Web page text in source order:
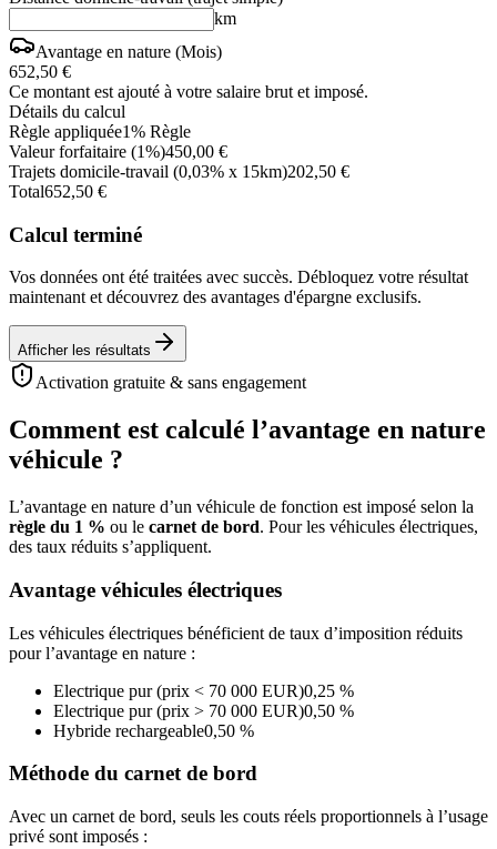
km
Avantage en nature (Mois)
652,50 €
Ce montant est ajouté à votre salaire brut et imposé.
Détails du calcul
Règle appliquée1% Règle
Valeur forfaitaire (1%)450,00 €
Trajets domicile-travail (0,03% x 15km)202,50 €
Total652,50 €
Calcul terminé
Vos données ont été traitées avec succès. Débloquez votre résultat
maintenant et découvrez des avantages d'épargne exclusifs.
Afficher les résultats
Activation gratuite & sans engagement
Comment est calculé l’avantage en nature
véhicule ?
L’avantage en nature d’un véhicule de fonction est imposé selon la
règle du 1 % ou le carnet de bord. Pour les véhicules électriques,
des taux réduits s’appliquent.
Avantage véhicules électriques
Les véhicules électriques bénéficient de taux d’imposition réduits
pour l’avantage en nature :
Electrique pur (prix < 70 000 EUR)0,25 %
Electrique pur (prix > 70 000 EUR)0,50 %
Hybride rechargeable0,50 %
Méthode du carnet de bord
Avec un carnet de bord, seuls les couts réels proportionnels à l’usage
privé sont imposés :